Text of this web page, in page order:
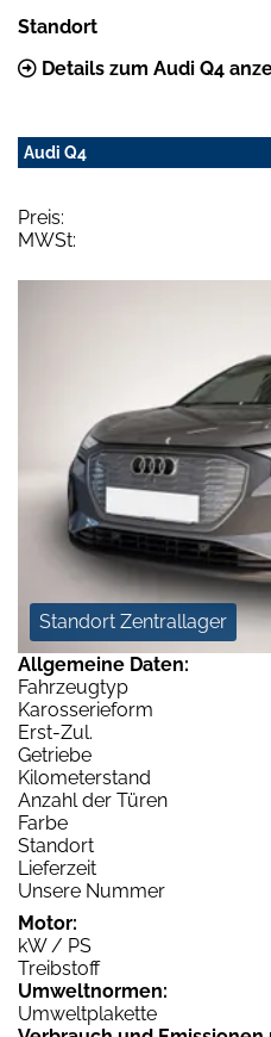
Standort
Details zum Audi Q4
Audi Q4
Preis:
MWSt:
Standort Zentrallager
Allgemeine Daten:
Fahrzeugtyp
Karosserieform
Erst-Zul.
Getriebe
Kilometerstand
Anzahl der Türen
Farbe
Standort
Lieferzeit
Unsere Nummer
Motor:
kW / PS
Treibstoff
Umweltnormen:
Umweltplakette